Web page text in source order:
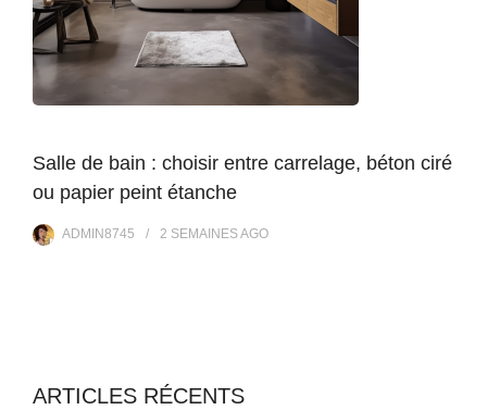
Salle de bain : choisir entre carrelage, béton ciré
ou papier peint étanche
ADMIN8745 2 SEMAINESAGO
ARTICLES RÉCENTS